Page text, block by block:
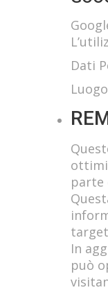
Dati
parte
In
può